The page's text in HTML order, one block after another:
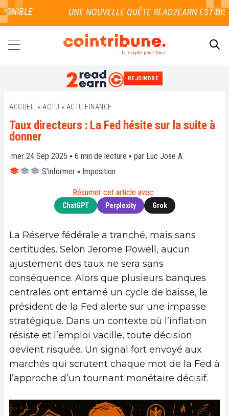
la crypto pour tous
REJOINDRE
ACCUEIL » ACTU » ACTU FINANCE
Taux directeurs : La Fed hésite sur la suite à
donner
mer 24 Sep 2025 ▪ 6 min de lecture ▪ par Luc Jose A.
S'informer ▪ Imposition
Résumer cet article avec :
ChatGPT Perplexity Grok
La Réserve fédérale a tranché, mais sans
certitudes. Selon Jerome Powell, aucun
ajustement des taux ne sera sans
conséquence. Alors que plusieurs banques
centrales ont entamé un cycle de baisse, le
président de la Fed alerte sur une impasse
stratégique. Dans un contexte où l’inflation
résiste et l’emploi vacille, toute décision
devient risquée. Un signal fort envoyé aux
marchés qui scrutent chaque mot de la Fed à
l’approche d’un tournant monétaire décisif.